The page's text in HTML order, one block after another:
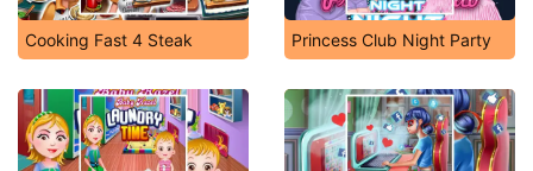
Cooking Fast 4 Steak Princess Club Night Party